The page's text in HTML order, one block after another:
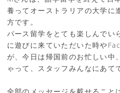
養ってオーストラリアの大学に
方です。
パース留学をとても楽しんでい
に遊びに来ていただいた時や
が、今日は帰国前のお忙しい中
ゃって、スタッフみんなにあて